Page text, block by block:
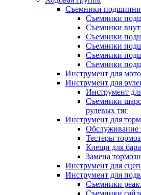
Съемники
Съемники
Съемники
Съемники
Съемники
Съемники
Съемники
Инструмент для
Инструмент для
Инструмент
Съемники
рулевых тяг
Инструмент для
Обслуживание
Тестеры
Клещи для
Замена
Инструмент для
Инструмент для
Съемники
Съемники